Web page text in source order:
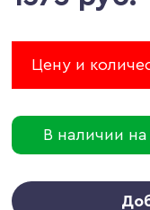
Цену и
В наличии